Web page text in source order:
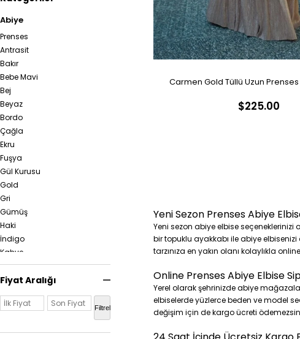
Abiye
Prenses
Antrasit
Bakır
Bebe Mavi
Bej
Beyaz
Bordo
Çağla
Ekru
Fuşya
Gül Kurusu
Gold
Gri
Gümüş
Haki
İndigo
Kahve
Kiremit
Kırmızı
Lavanta
Lila
Fiyat Aralığı
Filtrele
Carmen Gold Tüllü Uzun
$225.00
Yeni Sezon Prenses Abiye
Yeni sezon abiye elbise
bir topuklu ayakkabı ile abiye
tarzınıza en yakın olanı kolaylıkla
Online Prenses Abiye Elbise
Yerel olarak şehrinizde abiye
elbiselerde yüzlerce beden ve model
değişim için de kargo ücreti